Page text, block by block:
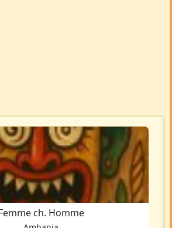
ch. Homme